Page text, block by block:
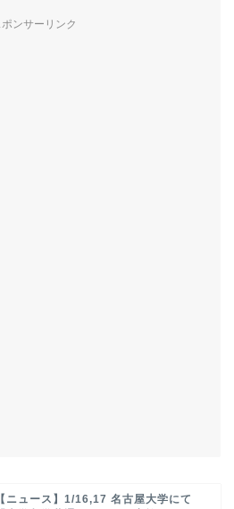
ポンサーリンク
【ニュース】1/16,17 名古屋大学にて